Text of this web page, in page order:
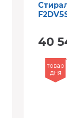
40
товар
дня